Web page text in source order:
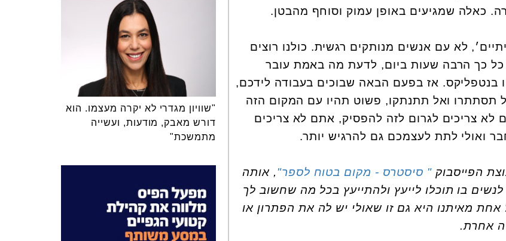
כאלה שמגיעים באופן עמוק וסוחף מהבטן.
לא עם אנשים מנותקים רגשית. כולנו רוצים
כל כך הרבה שעות ביום, לדעת מה באמת עובר
בנטפליקס. אז בפעם הבאה שבוכים בעבודה לידכם,
ואל תתנתקו, פשוט תהיו עם המקום הזה
צריכים לגרום לזה להפסיק, אתם לא צריכים
ואולי לתת לעצמכם גם להרגיש יותר.
הפייסבוק" סיסטרס - מקום בטוח לספר", אותה
בו תוכלו לייעץ ולהתייעץ בכל מה שחשוב לך
מאיתנו היא גם זו שאולי יש לה את הפתרון או
אחרת.
"שוויון מגדרי לא יקרה מעצמו. הוא
דורש מאבק, מודעות, ועשייה
מתמשכת"